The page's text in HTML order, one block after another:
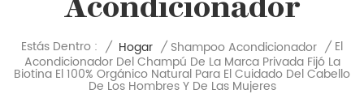
Acondicionador
Estás Dentro : / Hogar / Shampoo Acondicionador / El
Acondicionador Del Champú De La Marca Privada Fijó La
Biotina El 100% Orgánico Natural Para El Cuidado Del Cabello
De Los Hombres Y De Las Mujeres